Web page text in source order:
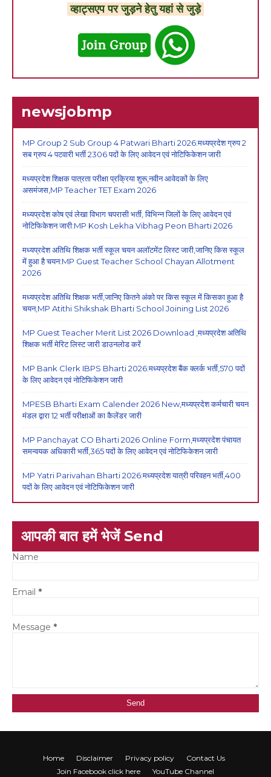
व्हाट्सएप पर जुड़ने हेतु यहां से जुड़े
newsjobmp
MP Group 2 Sub Group 4 Patwari Bharti 2026:मध्यप्रदेश ग्रुप 2
सब ग्रुप 4 पटवारी भर्ती 2306 पदों के लिए आवेदन एवं नोटिफिकेशन जारी
मध्यप्रदेश शिक्षक पात्रता परीक्षा प्रक्रिया शुरू,नवीन आवेदकों के लिए
असमंजस,MP Teacher TET Exam 2026
मध्यप्रदेश कोष एवं लेखा विभाग चपरासी भर्ती, विभिन्न जिलों के लिए आवेदन एवं
नोटिफिकेशन जारी:MP Kosh Lekha Vibhag Peon Bharti 2026
मध्यप्रदेश अतिथि शिक्षक भर्ती स्कूल चयन अलॉटमेंट लिस्ट जारी,जानिए किस स्कूल
में हुआ है चयन:MP Guest Teacher School Chayan Allotment
2026
मध्यप्रदेश अतिथि शिक्षक भर्ती,जानिए कितने अंको पर किस स्कूल में किसका हुआ है
चयन,MP Atithi Shikshak Bharti School Joining List 2026
MP Guest Teacher Merit List 2026 Download ,मध्यप्रदेश अतिथि
शिक्षक भर्ती मेरिट लिस्ट जारी डाउनलोड करें
MP Bank Clerk IBPS Bharti 2026:मध्यप्रदेश बैंक क्लर्क भर्ती,570 पदों
के लिए आवेदन एवं नोटिफिकेशन जारी
MPESB Bharti Exam Calender 2026 New,मध्यप्रदेश कर्मचारी चयन
मंडल द्वारा 12 भर्ती परीक्षाओं का कैलेंडर जारी
MP Panchayat CO Bharti 2026 Online Form,मध्यप्रदेश पंचायत
समन्वयक अधिकारी भर्ती,365 पदों के लिए आवेदन एवं नोटिफिकेशन जारी
MP Yatri Parivahan Bharti 2026:मध्यप्रदेश यात्री परिवहन भर्ती,400
पदों के लिए आवेदन एवं नोटिफिकेशन जारी
आपकी बात हमें भेजें Send
Name
Email *
Message *
Home Disclaimer Privacy policy
Contact Us
Join Facebook click here
YouTube Channel